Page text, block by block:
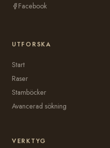
Facebook
UTFORSKA
Start
Raser
Stamböcker
Avancerad sökning
VERKTYG